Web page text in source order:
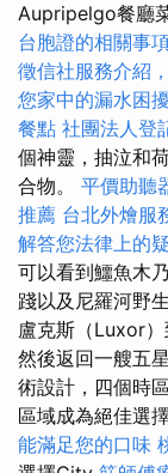
Aupripelgo餐廳
台胞證的相關事
徵信社服務介紹
您家中的漏水困擾
餐點 社團法人登
個神靈，抽泣和
合物。 平價助聽
推薦 台北外燴服
解答您法律上的
可以看到鱷魚木
踐以及尼羅河野
盧克斯（Luxor）
然後返回一艘五
術設計，四個時
區域成為絕佳選
能滿足您的口味